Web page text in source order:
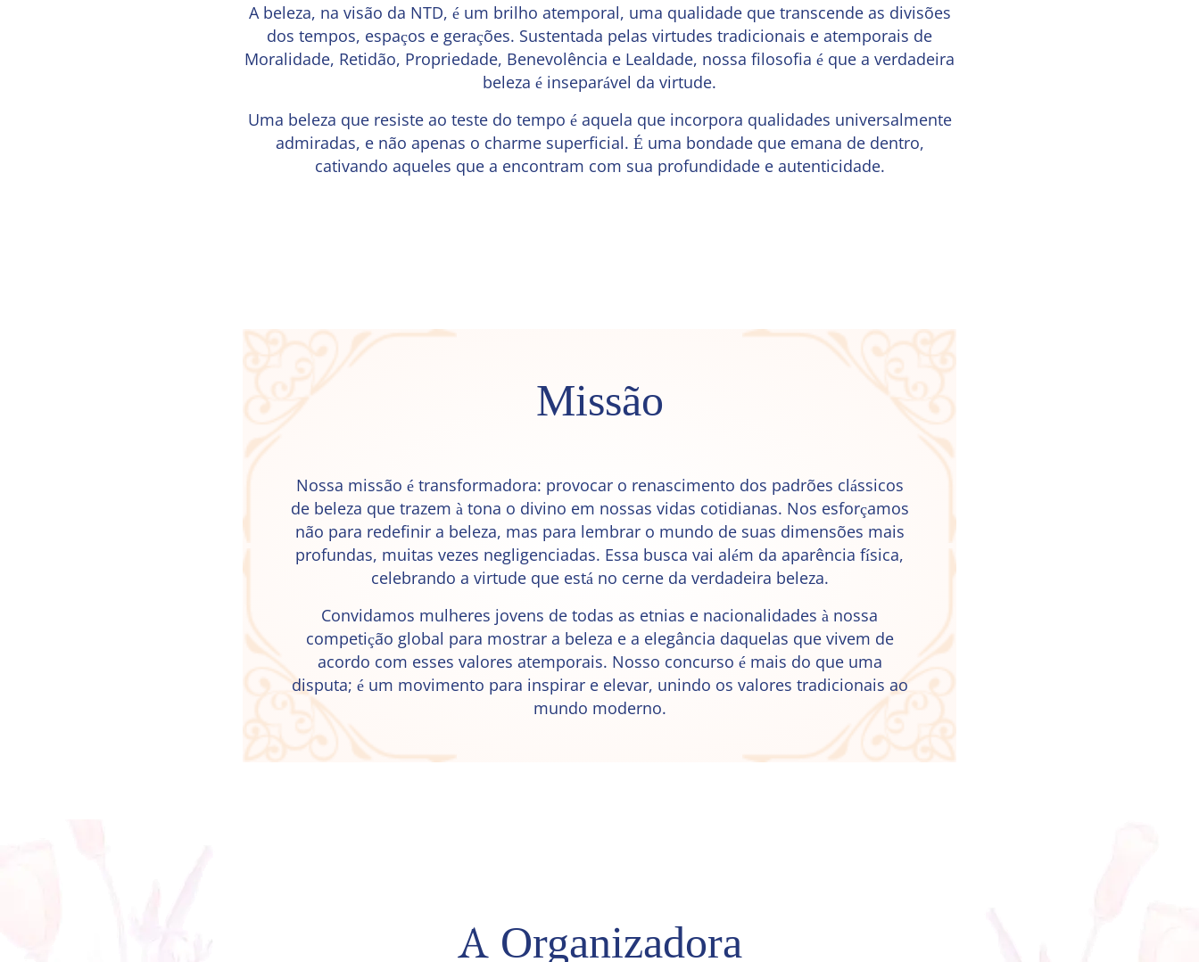
A beleza, na visão da NTD, é um brilho atemporal, uma qualidade que transcende as divisões
dos tempos, espaços e gerações. Sustentada pelas virtudes tradicionais e atemporais de
Moralidade, Retidão, Propriedade, Benevolência e Lealdade, nossa filosofia é que a verdadeira
beleza é inseparável da virtude.
Uma beleza que resiste ao teste do tempo é aquela que incorpora qualidades universalmente
admiradas, e não apenas o charme superficial. É uma bondade que emana de dentro,
cativando aqueles que a encontram com sua profundidade e autenticidade.
Missão
Nossa missão é transformadora: provocar o renascimento dos padrões clássicos
de beleza que trazem à tona o divino em nossas vidas cotidianas. Nos esforçamos
não para redefinir a beleza, mas para lembrar o mundo de suas dimensões mais
profundas, muitas vezes negligenciadas. Essa busca vai além da aparência física,
celebrando a virtude que está no cerne da verdadeira beleza.
Convidamos mulheres jovens de todas as etnias e nacionalidades à nossa
competição global para mostrar a beleza e a elegância daquelas que vivem de
acordo com esses valores atemporais. Nosso concurso é mais do que uma
disputa; é um movimento para inspirar e elevar, unindo os valores tradicionais ao
mundo moderno.
A Organizadora